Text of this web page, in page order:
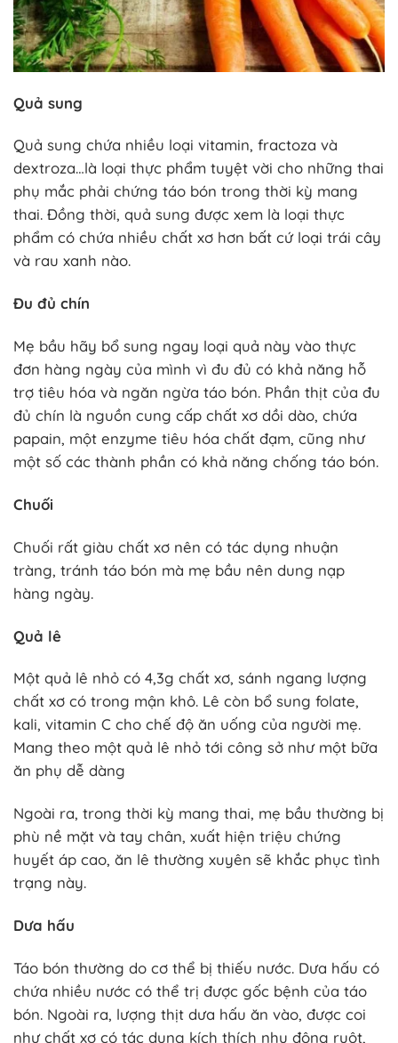
Quả sung
Quả sung chứa nhiều loại vitamin, fractoza và
dextroza…là loại thực phẩm tuyệt vời cho những thai
phụ mắc phải chứng táo bón trong thời kỳ mang
thai. Đồng thời, quả sung được xem là loại thực
phẩm có chứa nhiều chất xơ hơn bất cứ loại trái cây
và rau xanh nào.
Đu đủ chín
Mẹ bầu hãy bổ sung ngay loại quả này vào thực
đơn hàng ngày của mình vì đu đủ có khả năng hỗ
trợ tiêu hóa và ngăn ngừa táo bón. Phần thịt của đu
đủ chín là nguồn cung cấp chất xơ dồi dào, chứa
papain, một enzyme tiêu hóa chất đạm, cũng như
một số các thành phần có khả năng chống táo bón.
Chuối
Chuối rất giàu chất xơ nên có tác dụng nhuận
tràng, tránh táo bón mà mẹ bầu nên dung nạp
hàng ngày.
Quả lê
Một quả lê nhỏ có 4,3g chất xơ, sánh ngang lượng
chất xơ có trong mận khô. Lê còn bổ sung folate,
kali, vitamin C cho chế độ ăn uống của người mẹ.
Mang theo một quả lê nhỏ tới công sở như một bữa
ăn phụ dễ dàng
Ngoài ra, trong thời kỳ mang thai, mẹ bầu thường bị
phù nề mặt và tay chân, xuất hiện triệu chứng
huyết áp cao, ăn lê thường xuyên sẽ khắc phục tình
trạng này.
Dưa hấu
Táo bón thường do cơ thể bị thiếu nước. Dưa hấu có
chứa nhiều nước có thể trị được gốc bệnh của táo
bón. Ngoài ra, lượng thịt dưa hấu ăn vào, được coi
như chất xơ có tác dụng kích thích nhu động ruột,